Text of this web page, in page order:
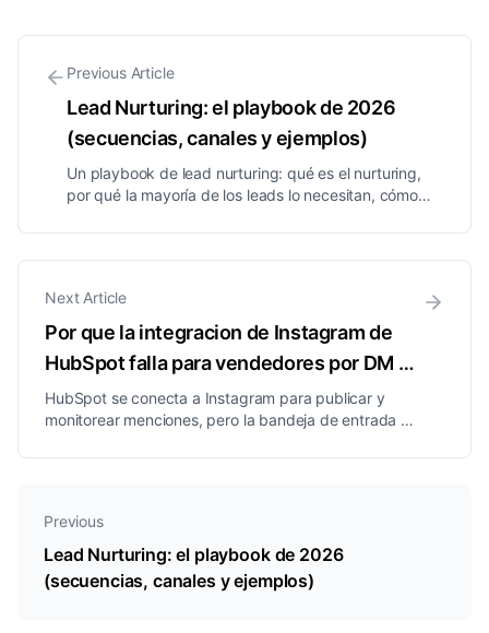
Previous Article
Lead Nurturing: el playbook de 2026
(secuencias, canales y ejemplos)
Un playbook de lead nurturing: qué es el nurturing,
por qué la mayoría de los leads lo necesitan, cómo
segmentación, timing y las métricas que debes vigilar.
Next Article
Por que la integracion de Instagram de
HubSpot falla para vendedores por DM en
2026
HubSpot se conecta a Instagram para publicar y
monitorear menciones, pero la bandeja de entrada de
ciego. Aquí está lo que eso te cuesta.
Previous
Lead Nurturing: el playbook de 2026
(secuencias, canales y ejemplos)